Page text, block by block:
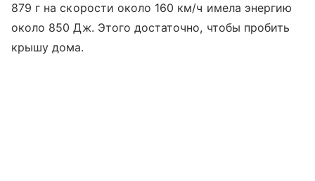
879 г на скорости около 160 км/ч имела энергию
около 850 Дж. Этого достаточно, чтобы пробить
крышу дома.